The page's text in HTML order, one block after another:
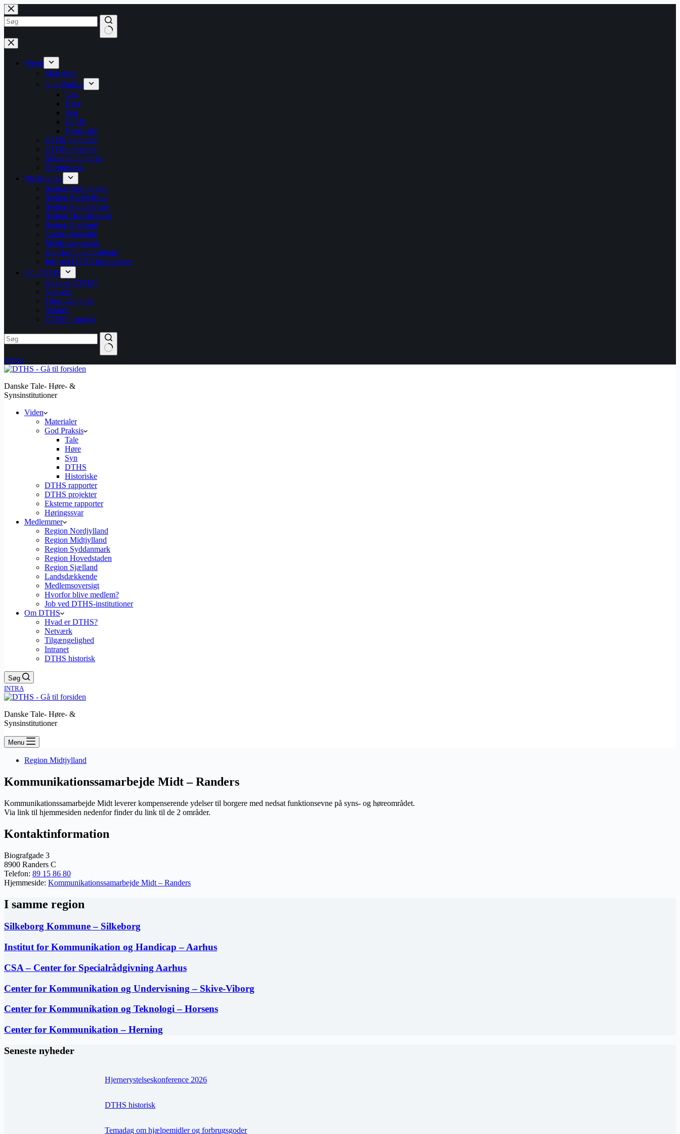
Spring
til
indhold
siden
Ingen
resultater
Viden
Materialer
God Praksis
Tale
Høre
Syn
DTHS
Historiske
DTHS rapporter
DTHS projekter
Eksterne rapporter
Høringssvar
Medlemmer
Region Nordjylland
Region Midtjylland
Region Syddanmark
Region Hovedstaden
Region Sjælland
Landsdækkende
Medlemsoversigt
Hvorfor blive medlem?
Job ved DTHS-institutioner
Om DTHS
Hvad er DTHS?
Netværk
Tilgængelighed
Intranet
DTHS historisk
INTRA
Danske Tale- Høre- &
Synsinstitutioner
Viden
Materialer
God Praksis
Tale
Høre
Syn
DTHS
Historiske
DTHS rapporter
DTHS projekter
Eksterne rapporter
Høringssvar
Medlemmer
Region Nordjylland
Region Midtjylland
Region Syddanmark
Region Hovedstaden
Region Sjælland
Landsdækkende
Medlemsoversigt
Hvorfor blive medlem?
Job ved DTHS-institutioner
Om DTHS
Hvad er DTHS?
Netværk
Tilgængelighed
Intranet
DTHS historisk
Søg
INTRA
Danske Tale- Høre- &
Synsinstitutioner
Menu
Region Midtjylland
Kommunikationssamarbejde Midt – Randers
Kommunikationssamarbejde Midt leverer kompenserende ydelser til borgere med nedsat funktionsevne på syns- og høreområdet.
Via link til hjemmesiden nedenfor finder du link til de 2 områder.
Kontaktinformation
Biografgade 3
8900 Randers C
Telefon: 89 15 86 80
Hjemmeside: Kommunikationssamarbejde Midt – Randers
I samme region
Silkeborg Kommune – Silkeborg
Institut for Kommunikation og Handicap – Aarhus
CSA – Center for Specialrådgivning Aarhus
Center for Kommunikation og Undervisning – Skive-Viborg
Center for Kommunikation og Teknologi – Horsens
Center for Kommunikation – Herning
Seneste nyheder
Hjernerystelseskonference 2026
DTHS historisk
Temadag om hjælpemidler og forbrugsgoder